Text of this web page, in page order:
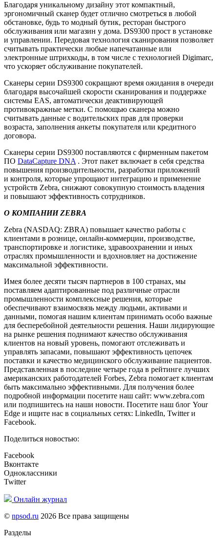
Благодаря уникальному дизайну этот компактный,
эргономичный сканер будет отлично смотреться в любой
обстановке, будь то модный бутик, ресторан быстрого
обслуживания или магазин у дома. DS9300 прост в установке
и управлении. Передовая технология сканирования позволяет
считывать практически любые напечатанные или
электронные штрихкоды, в том числе с технологией Digimarc,
что ускоряет обслуживание покупателей.
Сканеры серии DS9300 сокращают время ожидания в очереди
благодаря высочайшей скорости сканирования и поддержке
системы EAS, автоматически деактивирующей
противокражные метки. С помощью сканера можно
считывать данные с водительских прав для проверки
возраста, заполнения анкеты покупателя или кредитного
договора.
Сканеры серии DS9300 поставляются с фирменным пакетом
ПО DataCapture DNA. Этот пакет включает в себя средства
повышения производительности, разработки приложений
и контроля, которые упрощают интеграцию и применение
устройств Zebra, снижают совокупную стоимость владения
и повышают эффективность сотрудников.
О КОМПАНИИZEBRA
Zebra (NASDAQ: ZBRA) повышает качество работы с
клиентами в рознице, онлайн-коммерции, производстве,
транспортировке и логистике, здравоохранении и иных
отраслях промышленности и вдохновляет на достижение
максимальной эффективности.
Имея более десяти тысяч партнеров в 100 странах, мы
поставляем адаптированные под различные отрасли
промышленности комплексные решения, которые
обеспечивают взаимосвязь между людьми, активами и
данными, помогая нашим клиентам принимать особо важные
для бесперебойной деятельности решения. Наши лидирующие
на рынке решения поднимают качество обслуживания
клиентов на новый уровень, помогают отслеживать и
управлять запасами, повышают эффективность цепочек
поставки и качество медицинского обслуживание пациентов.
Представленная в последние четыре года в рейтинге лучших
американских работодателей Forbes, Zebra помогает клиентам
быть максимально эффективными. Для получения более
подробной информации посетите наш сайт: www.zebra.com
или подпишитесь на наши новости. Посетите наш блог Your
Edge и ищите нас в социальных сетях: LinkedIn, Twitter и
Facebook.
Поделиться новостью:
Facebook
Вконтакте
Одноклассники
Twitter
Онлайн журнал
© npsod.ru 2026 Все права защищены
Разделы